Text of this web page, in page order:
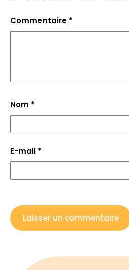
Commentaire *
Nom *
E-mail *